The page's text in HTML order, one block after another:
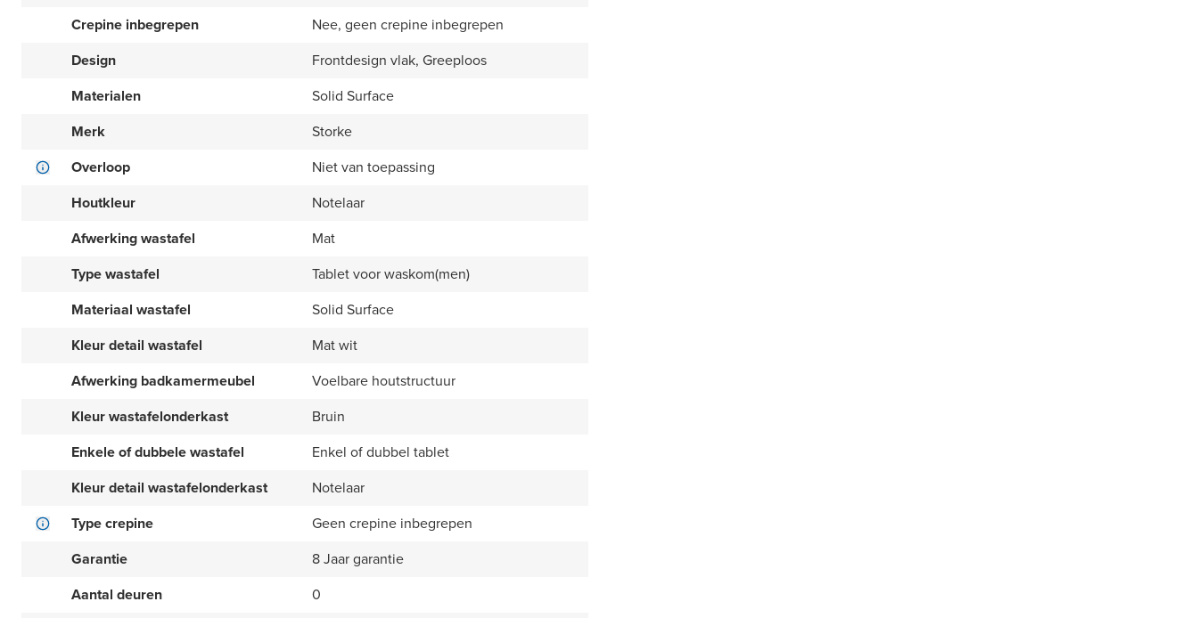
Crepine inbegrepen
Nee, geen crepine inbegrepen
Design
Frontdesign vlak, Greeploos
Materialen
Solid Surface
Merk
Storke
Overloop
Niet van toepassing
Houtkleur
Notelaar
Afwerking wastafel
Mat
Type wastafel
Tablet voor waskom(men)
Materiaal wastafel
Solid Surface
Kleur detail wastafel
Mat wit
Afwerking badkamermeubel
Voelbare houtstructuur
Kleur wastafelonderkast
Bruin
Enkele of dubbele wastafel
Enkel of dubbel tablet
Kleur detail wastafelonderkast
Notelaar
Type crepine
Geen crepine inbegrepen
Garantie
8 Jaar garantie
Aantal deuren
0